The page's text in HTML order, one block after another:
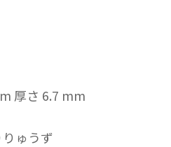
厚さ 6.7 mm
ゅうず